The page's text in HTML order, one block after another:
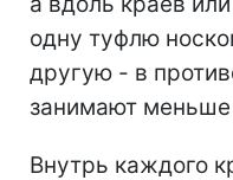
одну туфлю
другую - в
занимают меньше
Внутрь каждого